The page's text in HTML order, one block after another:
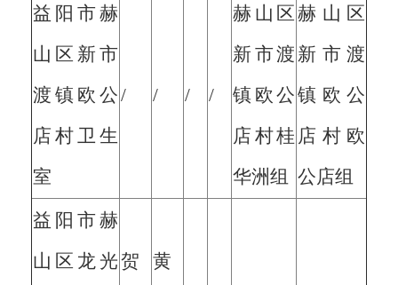
益阳市赫
山区新市
渡镇欧公
店村卫生
室
/ / / /
赫山区
新市渡
镇欧公
店村桂
华洲组
赫山区
新市渡
镇欧公
店村欧
公店组
益阳市赫
山区龙光贺
黄